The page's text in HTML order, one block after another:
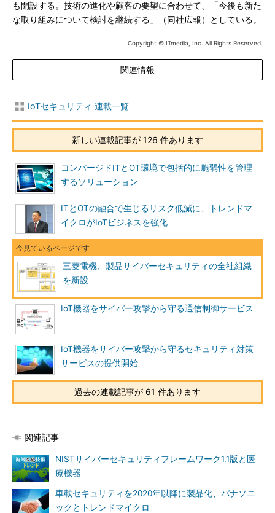
も開設する。技術の進化や顧客の要望に合わせて、「今後も新た
な取り組みについて検討を継続する」（同社広報）としている。
Copyright © ITmedia, Inc. All Rights Reserved.
関連情報
IoTセキュリティ 連載一覧
新しい連載記事が 126 件あります
コンバージドITとOT環境で包括的に脆弱性を管理
するソリューション
ITとOTの融合で生じるリスク低減に、トレンドマ
イクロがIoTビジネスを強化
三菱電機、製品サイバーセキュリティの全社組織
を新設
IoT機器をサイバー攻撃から守る通信制御サービス
IoT機器をサイバー攻撃から守るセキュリティ対策
サービスの提供開始
過去の連載記事が 61 件あります
関連記事
NISTサイバーセキュリティフレームワーク1.1版と医
療機器
車載セキュリティを2020年以降に製品化、パナソニ
ックとトレンドマイクロ